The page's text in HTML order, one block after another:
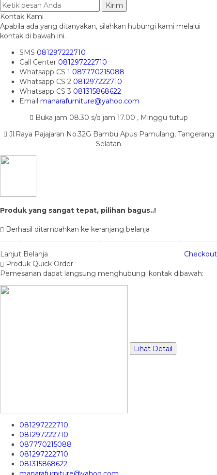
Kirim
Kontak Kami
Apabila ada yang ditanyakan, silahkan hubungi kami melalui
kontak di bawah ini.
SMS 081297222710
Call Center 081297222710
Whatsapp CS 1 087770215088
Whatsapp CS 2 081297222710
Whatsapp CS 3 081315868622
Email manarafurniture@yahoo.com
Buka jam 08.30 s/d jam 17.00 , Minggu tutup
Jl.Raya Pajajaran No.32G Bambu Apus Pamulang, Tangerang
Selatan
Produk yang sangat tepat, pilihan bagus..!
Berhasil ditambahkan ke keranjang belanja
Lanjut Belanja
Checkout
Produk Quick Order
Pemesanan dapat langsung menghubungi kontak dibawah:
Lihat Detail
081297222710
081297222710
087770215088
081297222710
081315868622